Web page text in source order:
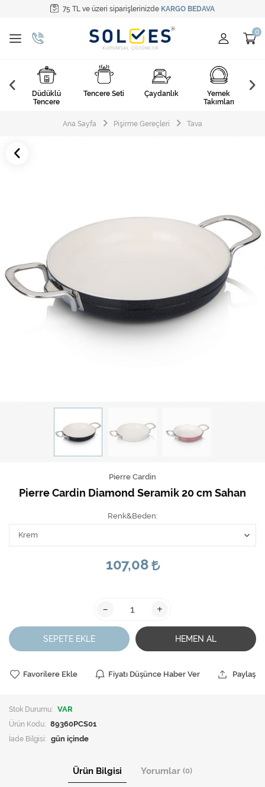
75 TL ve üzeri siparişlerinizde KARGO BEDAVA
Tüm Kategoriler
Pişirme Gereçleri
Yemek Takımları
Kahvaltı Takımları
Çatal Kaşık Bıçak
Cam Ürünler
Mutfak Aksesuarları
Düdüklü
Tencere
Tencere Seti Çaydanlık
Yemek
Takımları
Ana Sayfa Pişirme Gereçleri Tava
Pierre Cardin
Pierre Cardin Diamond Seramik 20 cm Sahan
Renk&Beden
107,08
- +
SEPETE EKLE HEMEN AL
Favorilere Ekle Fiyatı Düşünce Haber Ver Paylaş
Stok Durumu: VAR
Ürün Kodu: 89360PCS01
İade Bilgisi:
Ürün Bilgisi Yorumlar (0)